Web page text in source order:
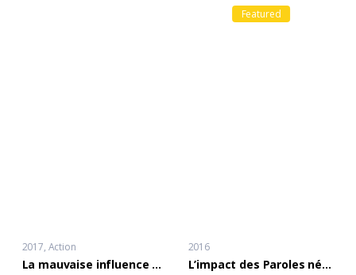
2017 Action
La mauvaise influence des servantes
Featured
2016
L’impact des Paroles négatives sur la famille